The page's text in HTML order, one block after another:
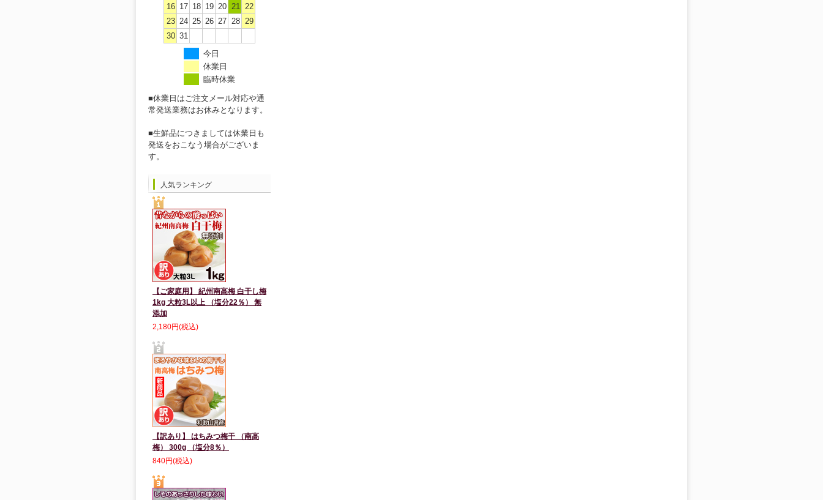
16 17 18 19 20 21 22
23 24 25 26 27 28 29
30 31
今日
休業日
臨時休業
■休業日はご注文メール対応や通
常発送業務はお休みとなります。
■生鮮品につきましては休業日も
発送をおこなう場合がございま
す。
人気ランキング
【ご家庭用】 紀州南高梅 白干し梅
1kg 大粒3L以上 （塩分22％） 無
添加
2,180円(税込)
【訳あり】 はちみつ梅干 （南高
梅） 300g （塩分8％）
840円(税込)